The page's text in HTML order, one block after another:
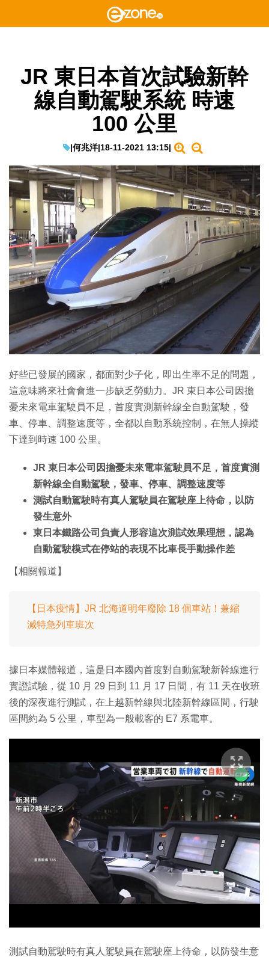
JR 東日本首次試驗新幹
線自動駕駛系統 時速
100 公里
|何兆洋|18-11-2021 13:15|
好些已發展的國家，都面對少子化，即出生率不足的問題，
這意味將來社會會進一步缺乏勞動力。JR 東日本公司因擔
憂未來電車駕駛員不足，首度實測新幹線全自動駕駛，發
車、停車、調整速度等，全都以自動系統控制，在無人操縱
下達到時速 100 公里。
JR 東日本公司因擔憂未來電車駕駛員不足，首度實測
新幹線全自動駕駛，發車、停車、調整速度等
測試自動駕駛時有真人駕駛員在駕駛座上待命，以防
發生意外
東日本鐵路公司負責人形容這次測試效果理想，認為
自動駕駛模式在停站的表現不比車長手動操作差
【相關報道】
【日本疫情】JR 北海道明年廢除 18 個車站！兼縮
減特急列車班次
據日本媒體報道，這是日本國內首度對自動駕駛新幹線進行
實證試驗，從 10 月 29 日到 11 月 17 日間，有 11 天在收班
後的深夜進行測試，在上越新幹線與北陸新幹線區間，行駛
區間約為 5 公里，車型為一般載客的 E7 系電車。
測試自動駕駛時有真人駕駛員在駕駛座上待命，以防發生意